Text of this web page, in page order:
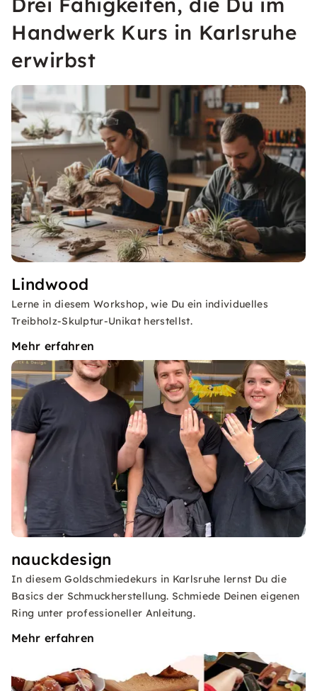
Handwerk Kurs in Karlsruhe
erwirbst
Lindwood
Lerne in diesem Workshop, wie Du ein individuelles
Treibholz-Skulptur-Unikat herstellst.
Mehr erfahren
nauckdesign
In diesem Goldschmiedekurs in Karlsruhe lernst Du die
Basics der Schmuckherstellung. Schmiede Deinen eigenen
Ring unter professioneller Anleitung.
Mehr erfahren